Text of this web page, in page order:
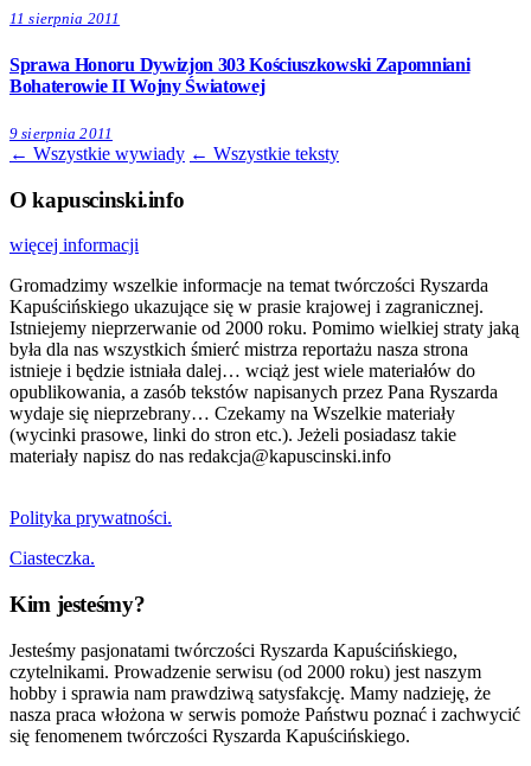
11 sierpnia 2011
Sprawa Honoru Dywizjon 303 Kościuszkowski Zapomniani
Bohaterowie II Wojny Światowej
9 sierpnia 2011
← Wszystkie wywiady ← Wszystkie teksty
O kapuscinski.info
więcej informacji
Gromadzimy wszelkie informacje na temat twórczości Ryszarda
Kapuścińskiego ukazujące się w prasie krajowej i zagranicznej.
Istniejemy nieprzerwanie od 2000 roku. Pomimo wielkiej straty jaką
była dla nas wszystkich śmierć mistrza reportażu nasza strona
istnieje i będzie istniała dalej… wciąż jest wiele materiałów do
opublikowania, a zasób tekstów napisanych przez Pana Ryszarda
wydaje się nieprzebrany… Czekamy na Wszelkie materiały
(wycinki prasowe, linki do stron etc.). Jeżeli posiadasz takie
materiały napisz do nas redakcja@kapuscinski.info
Polityka prywatności.
Ciasteczka.
Kim jesteśmy?
Jesteśmy pasjonatami twórczości Ryszarda Kapuścińskiego,
czytelnikami. Prowadzenie serwisu (od 2000 roku) jest naszym
hobby i sprawia nam prawdziwą satysfakcję. Mamy nadzieję, że
nasza praca włożona w serwis pomoże Państwu poznać i zachwycić
się fenomenem twórczości Ryszarda Kapuścińskiego.